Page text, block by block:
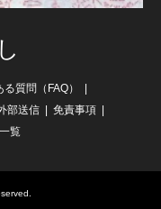
る質問（FAQ）
部送信
免責事項
覧